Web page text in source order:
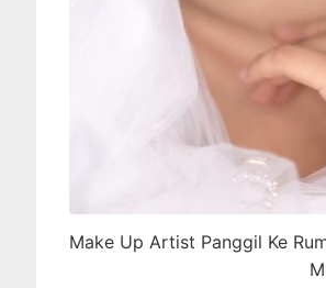
Make Up Artist Panggil Ke